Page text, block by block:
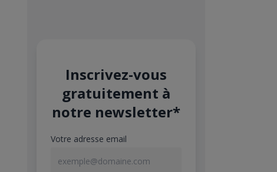
Inscrivez-vous
gratuitement à
notre newsletter*
Votre adresse email